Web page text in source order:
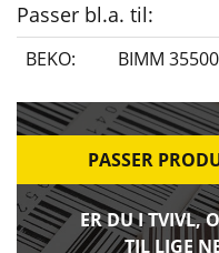
Passer bl.a. til:
BEKO: BIMM
PASSER
ER DU I TVIVL,
TIL LIGE